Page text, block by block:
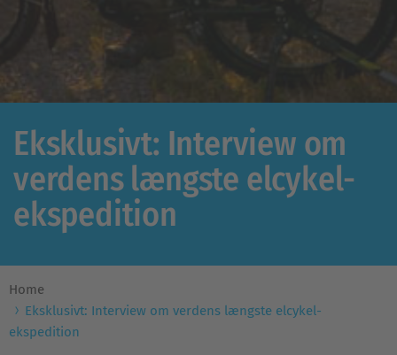
Eksklusivt: Interview om
verdens længste elcykel-
ekspedition
Home
Eksklusivt: Interview om verdens længste elcykel-
ekspedition